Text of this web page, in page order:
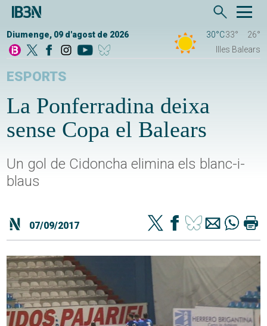
Diumenge, 09 d'agost de 2026 30°C33°
26°
Illes Balears
ESPORTS
La Ponferradina deixa
sense Copa el Balears
Un gol de Cidoncha elimina els blanc-i-
blaus
07/09/2017